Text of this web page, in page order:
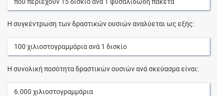
Η συγκέντρωση των δραστικών ουσιών αναλύεται ως εξής:
100 χιλιοστογραμμάριαανά 1 δισκίο
Η συνολική ποσότητα δραστικών ουσιών ανά σκεύασμα είναι:
6.000 χιλιοστογραμμάρια